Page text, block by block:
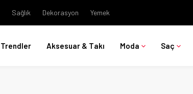
Sağlık Dekorasyon Yemek
Trendler Aksesuar & Takı Moda Saç